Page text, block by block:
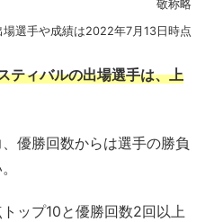
敬称略
場選手や成績は2022年7月13日時点
ティバルの出場選手は、上
優勝回数からは選手の勝負
ップ10と優勝回数2回以上